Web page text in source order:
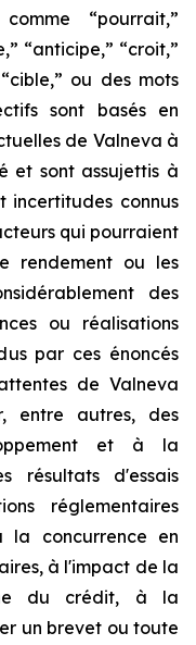
“pourrait,”
“anticipe,” “croit,”
ou des mots
sont basés en
de Valneva à
et sont assujettis à
incertitudes connus
qui pourraient
rendement ou les
des
ou réalisations
par ces énoncés
de Valneva
entre autres, des
et à la
résultats d'essais
réglementaires
la concurrence en
à l'impact de la
du crédit, à la
un brevet ou toute